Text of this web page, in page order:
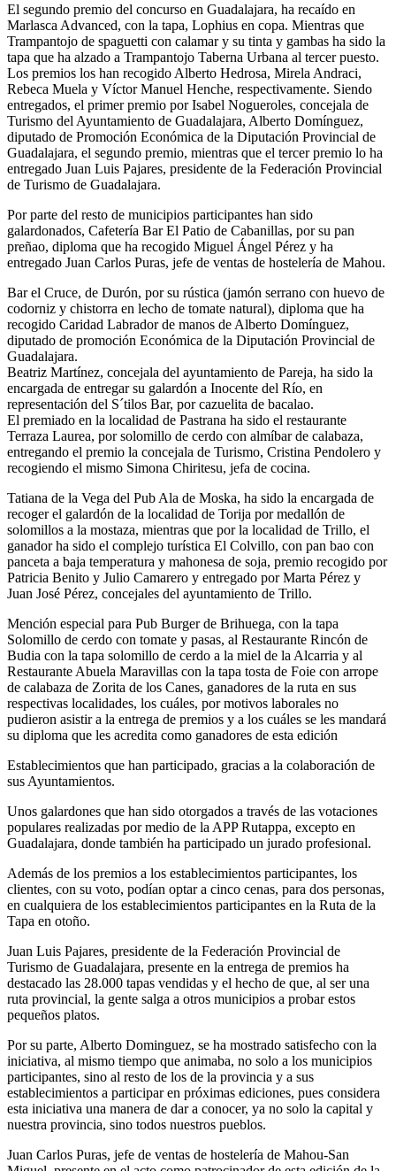
El segundo premio del concurso en Guadalajara, ha recaído en
Marlasca Advanced, con la tapa, Lophius en copa. Mientras que
Trampantojo de spaguetti con calamar y su tinta y gambas ha sido la
tapa que ha alzado a Trampantojo Taberna Urbana al tercer puesto.
Los premios los han recogido Alberto Hedrosa, Mirela Andraci,
Rebeca Muela y Víctor Manuel Henche, respectivamente. Siendo
entregados, el primer premio por Isabel Nogueroles, concejala de
Turismo del Ayuntamiento de Guadalajara, Alberto Domínguez,
diputado de Promoción Económica de la Diputación Provincial de
Guadalajara, el segundo premio, mientras que el tercer premio lo ha
entregado Juan Luis Pajares, presidente de la Federación Provincial
de Turismo de Guadalajara.
Por parte del resto de municipios participantes han sido
galardonados, Cafetería Bar El Patio de Cabanillas, por su pan
preñao, diploma que ha recogido Miguel Ángel Pérez y ha
entregado Juan Carlos Puras, jefe de ventas de hostelería de Mahou.
Bar el Cruce, de Durón, por su rústica (jamón serrano con huevo de
codorniz y chistorra en lecho de tomate natural), diploma que ha
recogido Caridad Labrador de manos de Alberto Domínguez,
diputado de promoción Económica de la Diputación Provincial de
Guadalajara.
Beatriz Martínez, concejala del ayuntamiento de Pareja, ha sido la
encargada de entregar su galardón a Inocente del Río, en
representación del S´tilos Bar, por cazuelita de bacalao.
El premiado en la localidad de Pastrana ha sido el restaurante
Terraza Laurea, por solomillo de cerdo con almíbar de calabaza,
entregando el premio la concejala de Turismo, Cristina Pendolero y
recogiendo el mismo Simona Chiritesu, jefa de cocina.
Tatiana de la Vega del Pub Ala de Moska, ha sido la encargada de
recoger el galardón de la localidad de Torija por medallón de
solomillos a la mostaza, mientras que por la localidad de Trillo, el
ganador ha sido el complejo turística El Colvillo, con pan bao con
panceta a baja temperatura y mahonesa de soja, premio recogido por
Patricia Benito y Julio Camarero y entregado por Marta Pérez y
Juan José Pérez, concejales del ayuntamiento de Trillo.
Mención especial para Pub Burger de Brihuega, con la tapa
Solomillo de cerdo con tomate y pasas, al Restaurante Rincón de
Budia con la tapa solomillo de cerdo a la miel de la Alcarria y al
Restaurante Abuela Maravillas con la tapa tosta de Foie con arrope
de calabaza de Zorita de los Canes, ganadores de la ruta en sus
respectivas localidades, los cuáles, por motivos laborales no
pudieron asistir a la entrega de premios y a los cuáles se les mandará
su diploma que les acredita como ganadores de esta edición
Establecimientos que han participado, gracias a la colaboración de
sus Ayuntamientos.
Unos galardones que han sido otorgados a través de las votaciones
populares realizadas por medio de la APP Rutappa, excepto en
Guadalajara, donde también ha participado un jurado profesional.
Además de los premios a los establecimientos participantes, los
clientes, con su voto, podían optar a cinco cenas, para dos personas,
en cualquiera de los establecimientos participantes en la Ruta de la
Tapa en otoño.
Juan Luis Pajares, presidente de la Federación Provincial de
Turismo de Guadalajara, presente en la entrega de premios ha
destacado las 28.000 tapas vendidas y el hecho de que, al ser una
ruta provincial, la gente salga a otros municipios a probar estos
pequeños platos.
Por su parte, Alberto Dominguez, se ha mostrado satisfecho con la
iniciativa, al mismo tiempo que animaba, no solo a los municipios
participantes, sino al resto de los de la provincia y a sus
establecimientos a participar en próximas ediciones, pues considera
esta iniciativa una manera de dar a conocer, ya no solo la capital y
nuestra provincia, sino todos nuestros pueblos.
Juan Carlos Puras, jefe de ventas de hostelería de Mahou-San